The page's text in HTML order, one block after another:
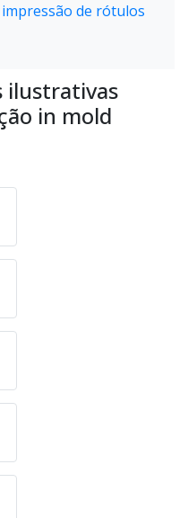
de rótulos
ilustrativas
in mold